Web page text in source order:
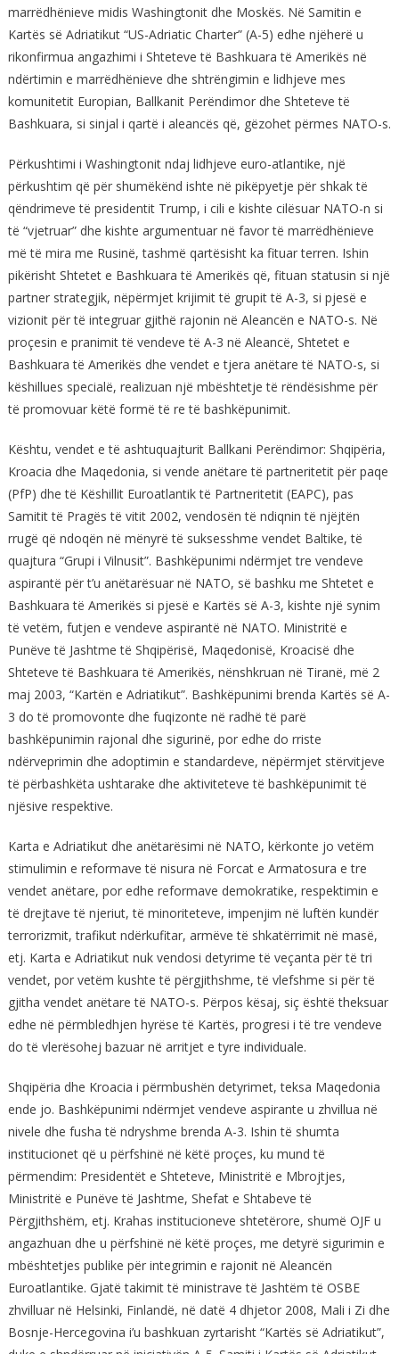
marrëdhënieve midis Washingtonit dhe Moskës. Në Samitin e
Kartës së Adriatikut “US-Adriatic Charter” (A-5) edhe njëherë u
rikonfirmua angazhimi i Shteteve të Bashkuara të Amerikës në
ndërtimin e marrëdhënieve dhe shtrëngimin e lidhjeve mes
komunitetit Europian, Ballkanit Perëndimor dhe Shteteve të
Bashkuara, si sinjal i qartë i aleancës që, gëzohet përmes NATO-s.
Përkushtimi i Washingtonit ndaj lidhjeve euro-atlantike, një
përkushtim që për shumëkënd ishte në pikëpyetje për shkak të
qëndrimeve të presidentit Trump, i cili e kishte cilësuar NATO-n si
të “vjetruar” dhe kishte argumentuar në favor të marrëdhënieve
më të mira me Rusinë, tashmë qartësisht ka fituar terren. Ishin
pikërisht Shtetet e Bashkuara të Amerikës që, fituan statusin si një
partner strategjik, nëpërmjet krijimit të grupit të A-3, si pjesë e
vizionit për të integruar gjithë rajonin në Aleancën e NATO-s. Në
proçesin e pranimit të vendeve të A-3 në Aleancë, Shtetet e
Bashkuara të Amerikës dhe vendet e tjera anëtare të NATO-s, si
këshillues specialë, realizuan një mbështetje të rëndësishme për
të promovuar këtë formë të re të bashkëpunimit.
Kështu, vendet e të ashtuquajturit Ballkani Perëndimor: Shqipëria,
Kroacia dhe Maqedonia, si vende anëtare të partneritetit për paqe
(PfP) dhe të Këshillit Euroatlantik të Partneritetit (EAPC), pas
Samitit të Pragës të vitit 2002, vendosën të ndiqnin të njëjtën
rrugë që ndoqën në mënyrë të suksesshme vendet Baltike, të
quajtura “Grupi i Vilnusit”. Bashkëpunimi ndërmjet tre vendeve
aspirantë për t’u anëtarësuar në NATO, së bashku me Shtetet e
Bashkuara të Amerikës si pjesë e Kartës së A-3, kishte një synim
të vetëm, futjen e vendeve aspirantë në NATO. Ministritë e
Punëve të Jashtme të Shqipërisë, Maqedonisë, Kroacisë dhe
Shteteve të Bashkuara të Amerikës, nënshkruan në Tiranë, më 2
maj 2003, “Kartën e Adriatikut”. Bashkëpunimi brenda Kartës së A-
3 do të promovonte dhe fuqizonte në radhë të parë
bashkëpunimin rajonal dhe sigurinë, por edhe do rriste
ndërveprimin dhe adoptimin e standardeve, nëpërmjet stërvitjeve
të përbashkëta ushtarake dhe aktiviteteve të bashkëpunimit të
njësive respektive.
Karta e Adriatikut dhe anëtarësimi në NATO, kërkonte jo vetëm
stimulimin e reformave të nisura në Forcat e Armatosura e tre
vendet anëtare, por edhe reformave demokratike, respektimin e
të drejtave të njeriut, të minoriteteve, impenjim në luftën kundër
terrorizmit, trafikut ndërkufitar, armëve të shkatërrimit në masë,
etj. Karta e Adriatikut nuk vendosi detyrime të veçanta për të tri
vendet, por vetëm kushte të përgjithshme, të vlefshme si për të
gjitha vendet anëtare të NATO-s. Përpos kësaj, siç është theksuar
edhe në përmbledhjen hyrëse të Kartës, progresi i të tre vendeve
do të vlerësohej bazuar në arritjet e tyre individuale.
Shqipëria dhe Kroacia i përmbushën detyrimet, teksa Maqedonia
ende jo. Bashkëpunimi ndërmjet vendeve aspirante u zhvillua në
nivele dhe fusha të ndryshme brenda A-3. Ishin të shumta
institucionet që u përfshinë në këtë proçes, ku mund të
përmendim: Presidentët e Shteteve, Ministritë e Mbrojtjes,
Ministritë e Punëve të Jashtme, Shefat e Shtabeve të
Përgjithshëm, etj. Krahas institucioneve shtetërore, shumë OJF u
angazhuan dhe u përfshinë në këtë proçes, me detyrë sigurimin e
mbështetjes publike për integrimin e rajonit në Aleancën
Euroatlantike. Gjatë takimit të ministrave të Jashtëm të OSBE
zhvilluar në Helsinki, Finlandë, në datë 4 dhjetor 2008, Mali i Zi dhe
Bosnje-Hercegovina i’u bashkuan zyrtarisht “Kartës së Adriatikut”,